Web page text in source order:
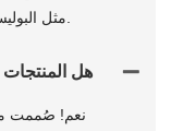
هل المنتجات
نعم! صُممت